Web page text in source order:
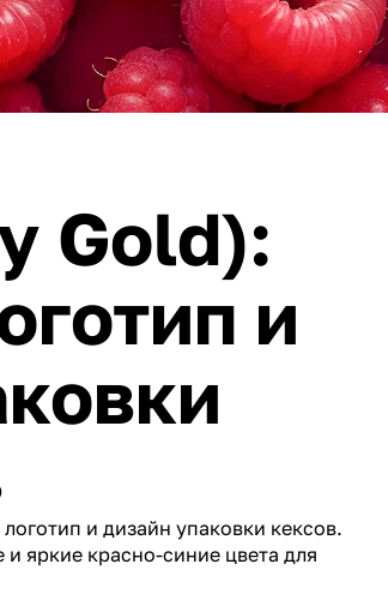
Gold):
и
и дизайн упаковки кексов.
яркие красно-синие цвета для